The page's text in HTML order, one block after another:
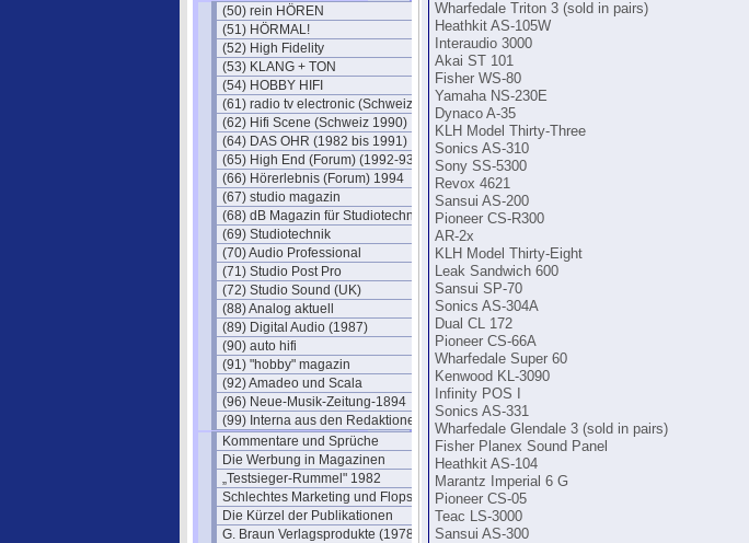
(50) rein HÖREN
(51) HÖRMAL!
(52) High Fidelity
(53) KLANG + TON
(54) HOBBY HIFI
(61) radio tv electronic (Schweiz)
(62) Hifi Scene (Schweiz 1990)
(64) DAS OHR (1982 bis 1991)
(65) High End (Forum) (1992-93)
(66) Hörerlebnis (Forum) 1994
(67) studio magazin
(68) dB Magazin für Studiotechnik
(69) Studiotechnik
(70) Audio Professional
(71) Studio Post Pro
(72) Studio Sound (UK)
(88) Analog aktuell
(89) Digital Audio (1987)
(90) auto hifi
(91) "hobby" magazin
(92) Amadeo und Scala
(96) Neue-Musik-Zeitung-1894
(99) Interna aus den Redaktionen
Kommentare und Sprüche
Die Werbung in Magazinen
„Testsieger-Rummel" 1982
Schlechtes Marketing und Flops
Die Kürzel der Publikationen
G. Braun Verlagsprodukte (1978)
Wharfedale Triton 3 (sold in pairs)
Heathkit AS-105W
Interaudio 3000
Akai ST 101
Fisher WS-80
Yamaha NS-230E
Dynaco A-35
KLH Model Thirty-Three
Sonics AS-310
Sony SS-5300
Revox 4621
Sansui AS-200
Pioneer CS-R300
AR-2x
KLH Model Thirty-Eight
Leak Sandwich 600
Sansui SP-70
Sonics AS-304A
Dual CL 172
Pioneer CS-66A
Wharfedale Super 60
Kenwood KL-3090
Infinity POS I
Sonics AS-331
Wharfedale Glendale 3 (sold in pairs)
Fisher Planex Sound Panel
Heathkit AS-104
Marantz Imperial 6 G
Pioneer CS-05
Teac LS-3000
Sansui AS-300